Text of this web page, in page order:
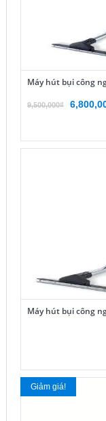
Máy hút bụi công
9,500,000₫
Giá
Máy hút bụi công
Giảm giá!